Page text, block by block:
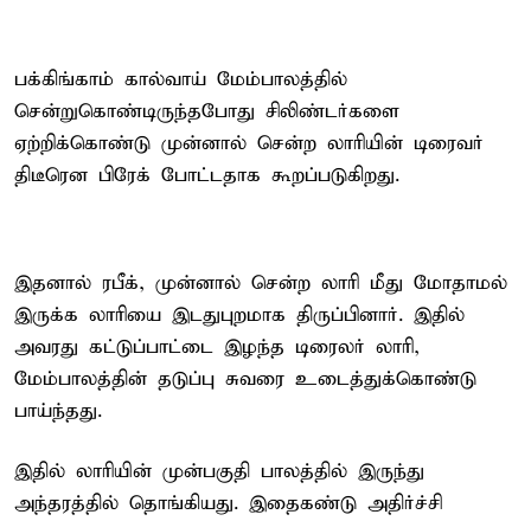
பக்கிங்காம் கால்வாய் மேம்பாலத்தில்
சென்றுகொண்டிருந்தபோது சிலிண்டர்களை
ஏற்றிக்கொண்டு முன்னால் சென்ற லாரியின் டிரைவர்
திடீரென பிரேக் போட்டதாக கூறப்படுகிறது.
இதனால் ரபீக், முன்னால் சென்ற லாரி மீது மோதாமல்
இருக்க லாரியை இடதுபுறமாக திருப்பினார். இதில்
அவரது கட்டுப்பாட்டை இழந்த டிரைலர் லாரி,
மேம்பாலத்தின் தடுப்பு சுவரை உடைத்துக்கொண்டு
பாய்ந்தது.
இதில் லாரியின் முன்பகுதி பாலத்தில் இருந்து
அந்தரத்தில் தொங்கியது. இதைகண்டு அதிர்ச்சி